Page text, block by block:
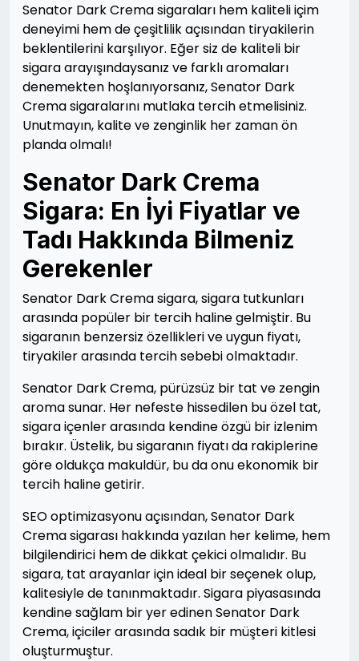
Senator Dark Crema sigaraları hem kaliteli içim
deneyimi hem de çeşitlilik açısından tiryakilerin
beklentilerini karşılıyor. Eğer siz de kaliteli bir
sigara arayışındaysanız ve farklı aromaları
denemekten hoşlanıyorsanız, Senator Dark
Crema sigaralarını mutlaka tercih etmelisiniz.
Unutmayın, kalite ve zenginlik her zaman ön
planda olmalı!
Senator Dark Crema
Sigara: En İyi Fiyatlar ve
Tadı Hakkında Bilmeniz
Gerekenler
Senator Dark Crema sigara, sigara tutkunları
arasında popüler bir tercih haline gelmiştir. Bu
sigaranın benzersiz özellikleri ve uygun fiyatı,
tiryakiler arasında tercih sebebi olmaktadır.
Senator Dark Crema, pürüzsüz bir tat ve zengin
aroma sunar. Her nefeste hissedilen bu özel tat,
sigara içenler arasında kendine özgü bir izlenim
bırakır. Üstelik, bu sigaranın fiyatı da rakiplerine
göre oldukça makuldür, bu da onu ekonomik bir
tercih haline getirir.
SEO optimizasyonu açısından, Senator Dark
Crema sigarası hakkında yazılan her kelime, hem
bilgilendirici hem de dikkat çekici olmalıdır. Bu
sigara, tat arayanlar için ideal bir seçenek olup,
kalitesiyle de tanınmaktadır. Sigara piyasasında
kendine sağlam bir yer edinen Senator Dark
Crema, içiciler arasında sadık bir müşteri kitlesi
oluşturmuştur.